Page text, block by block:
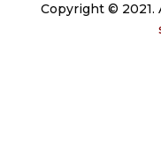
Copyright © 2021.